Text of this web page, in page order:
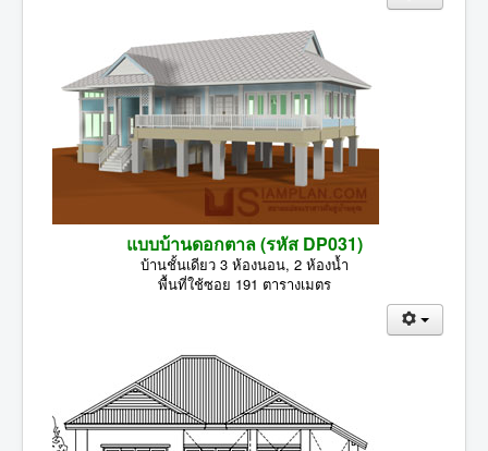
แบบบ้านดอกตาล (รหัส DP031)
บ้านชั้นเดียว 3 ห้องนอน, 2 ห้องน้ำ
พื้นที่ใช้ซอย 191 ตารางเมตร